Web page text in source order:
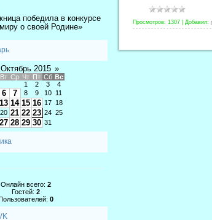
победила в конкурсе
о своей Родине»
Октябрь 2015 »
Вт Ср Чт Пт Сб Вс
1
2 3
4
6 7 8 9 10
11
13 14 15 16 17 18
20 21 22 23 24 25
27 28 29 30 31
Онлайн всего: 2
Гостей: 2
0
Просмотров: 1307 Добавил: